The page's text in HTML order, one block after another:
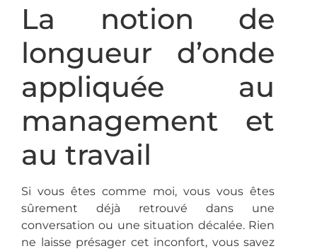
La notion de
longueur d’onde
appliquée au
management et
au travail
Si vous êtes comme moi, vous vous êtes
sûrement déjà retrouvé dans une
conversation ou une situation décalée. Rien
ne laisse présager cet inconfort, vous savez